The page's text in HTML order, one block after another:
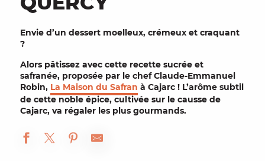
Envie d’un dessert moelleux, crémeux et craquant
?
Alors pâtissez avec cette recette sucrée et
safranée, proposée par le chef Claude-Emmanuel
Robin, La Maison du Safran à Cajarc ! L’arôme subtil
de cette noble épice, cultivée sur le causse de
Cajarc, va régaler les plus gourmands.